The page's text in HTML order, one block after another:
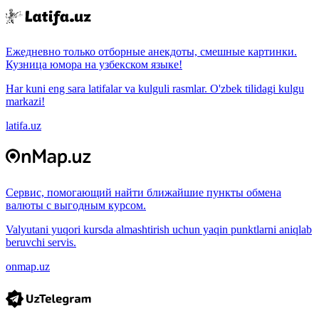
Ежедневно только отборные анекдоты, смешные картинки.
Кузница юмора на узбекском языке!
Har kuni eng sara latifalar va kulguli rasmlar. O'zbek tilidagi kulgu
markazi!
latifa.uz
Сервис, помогающий найти ближайшие пункты обмена
валюты с выгодным курсом.
Valyutani yuqori kursda almashtirish uchun yaqin punktlarni aniqlab
beruvchi servis.
onmap.uz